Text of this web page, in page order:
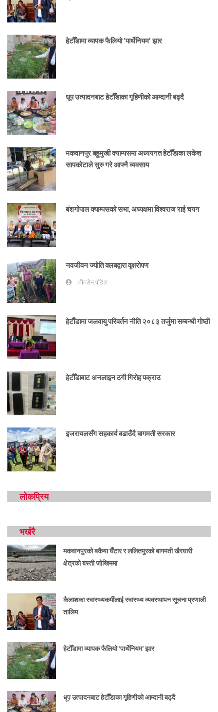
हेटौँडामा व्यापक फैलियो ‘पार्थेनियम’ झार
धूप उत्पादनबाट हेटौँडाका गृहिणीको आम्दानी बढ्दै
मकवानपुर बहुमुखी क्याम्पसमा अध्ययनत हेटौँडाका लकेश
सापकोटाले सुरु गरे आफ्नै व्यवसाय
बंशगोपाल क्याम्पसको सभा, अध्यक्षमा विश्वराज राई चयन
नवजीवन ज्योति क्लबद्वारा वृक्षरोपण
भीमसेन पौडेल
हेटाैँडामा जलवायु परिवर्तन नीति २०८३ तर्जुमा सम्बन्धी गोष्ठी
हेटौँडाबाट अनलाइन ठगी गिरोह पक्राउ
इजरायलसँग सहकार्य बढाउँदै बागमती सरकार
लोकप्रिय
भर्खरै
मकवानपुरको बकैया घैँटार र ललितपुरको बागमती खैरघारी
क्षेत्रको बस्ती जोखिममा
कैलाशका स्वास्थ्यकर्मीलाई स्वास्थ्य व्यवस्थापन सूचना प्रणाली
तालिम
हेटौँडामा व्यापक फैलियो ‘पार्थेनियम’ झार
धूप उत्पादनबाट हेटौँडाका गृहिणीको आम्दानी बढ्दै